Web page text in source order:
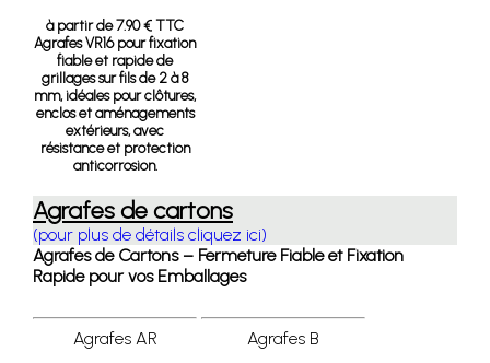
à partir de 7.90 € TTC
Agrafes VR16 pour fixation
fiable et rapide de
grillages sur fils de 2 à 8
mm, idéales pour clôtures,
enclos et aménagements
extérieurs, avec
résistance et protection
anticorrosion.
Agrafes de cartons
(pour plus de détails cliquez ici)
Agrafes de Cartons – Fermeture Fiable et Fixation
Rapide pour vos Emballages
Agrafes AR Agrafes B